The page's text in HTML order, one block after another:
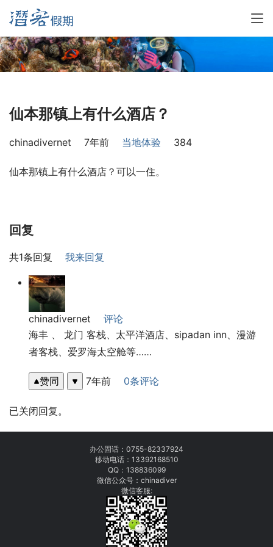
仙本那镇上有什么酒店？
chinadivernet 7年前 当地体验 384
仙本那镇上有什么酒店？可以一住。
回复
共1条回复 我来回复
chinadivernet
评论
海丰 、 龙门 客栈、太平洋酒店、sipadan inn、漫游
者客栈、爱罗海太空舱等……
赞同 7年前 0条评论
已关闭回复。
办公固话： 0755-82337924
移动电话： 13392168510
QQ：138836099
微信公众号：chinadiver
微信客服: